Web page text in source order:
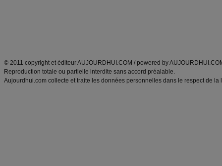
© 2011 copyright et éditeur AUJOURDHUI.COM / powered by
Reproduction totale ou partielle interdite sans accord préalable.
Aujourdhui.com collecte et traite les données personnelles dans le respect de